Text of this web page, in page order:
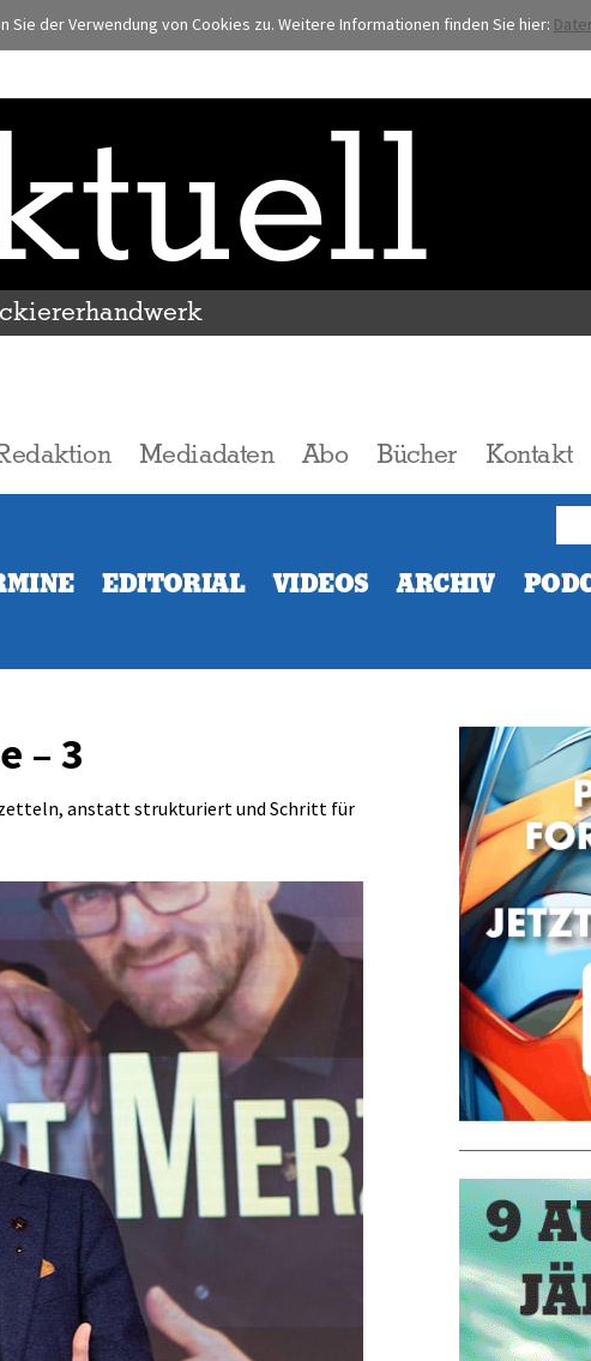
der Verwendung von Cookies zu. Weitere Informationen finden Sie hier:
Mediadaten Abo Bücher Kontakt
EDITORIAL VIDEOS ARCHIV
– 3
anstatt strukturiert und Schritt für